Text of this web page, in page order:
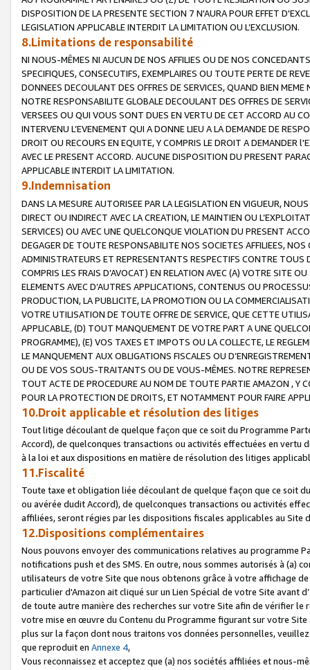
DISPOSITION DE LA PRESENTE SECTION 7 N'AURA POUR EFFET
LEGISLATION APPLICABLE INTERDIT LA LIMITATION OU L’EXCLUSION.
8.Limitations de responsabilité
NI NOUS-MÊMES NI AUCUN DE NOS AFFILIES OU DE NOS
SPECIFIQUES, CONSECUTIFS, EXEMPLAIRES OU TOUTE PERTE DE
DONNEES DECOULANT DES OFFRES DE SERVICES, QUAND BIEN
NOTRE RESPONSABILITE GLOBALE DECOULANT DES OFFRES DE
VERSEES OU QUI VOUS SONT DUES EN VERTU DE CET ACCORD AU
INTERVENU L’EVENEMENT QUI A DONNE LIEU A LA DEMANDE DE
DROIT OU RECOURS EN EQUITE, Y COMPRIS LE DROIT A DEMANDER
AVEC LE PRESENT ACCORD. AUCUNE DISPOSITION DU PRESENT
APPLICABLE INTERDIT LA LIMITATION.
9.Indemnisation
DANS LA MESURE AUTORISEE PAR LA LEGISLATION EN VIGUEUR,
DIRECT OU INDIRECT AVEC LA CREATION, LE MAINTIEN OU
SERVICES) OU AVEC UNE QUELCONQUE VIOLATION DU PRESENT
DEGAGER DE TOUTE RESPONSABILITE NOS SOCIETES AFFILIEES,
ADMINISTRATEURS ET REPRESENTANTS RESPECTIFS CONTRE
COMPRIS LES FRAIS D’AVOCAT) EN RELATION AVEC (A) VOTRE SITE
ELEMENTS AVEC D’AUTRES APPLICATIONS, CONTENUS OU
PRODUCTION, LA PUBLICITE, LA PROMOTION OU LA
VOTRE UTILISATION DE TOUTE OFFRE DE SERVICE, QUE CETTE
APPLICABLE, (D) TOUT MANQUEMENT DE VOTRE PART A UNE
PROGRAMME), (E) VOS TAXES ET IMPOTS OU LA COLLECTE, LE
LE MANQUEMENT AUX OBLIGATIONS FISCALES OU
OU DE VOS SOUS-TRAITANTS OU DE VOUS-MÊMES. NOTRE
TOUT ACTE DE PROCEDURE AU NOM DE TOUTE PARTIE AMAZON , Y
POUR LA PROTECTION DE DROITS, ET NOTAMMENT POUR FAIRE
10.Droit applicable et résolution des litiges
Tout litige découlant de quelque façon que ce soit du Programme
Accord), de quelconques transactions ou activités effectuées en vertu
à la loi et aux dispositions en matière de résolution des litiges
11.Fiscalité
Toute taxe et obligation liée découlant de quelque façon que ce soit
ou avérée dudit Accord), de quelconques transactions ou activités
affiliées, seront régies par les dispositions fiscales applicables au Site
12.Dispositions complémentaires
Nous pouvons envoyer des communications relatives au programme
notifications push et des SMS. En outre, nous sommes autorisés à
utilisateurs de votre Site que nous obtenons grâce à votre affichage
particulier d'Amazon ait cliqué sur un Lien Spécial de votre Site avant
de toute autre manière des recherches sur votre Site afin de vérifier
votre mise en œuvre du Contenu du Programme figurant sur votre
plus sur la façon dont nous traitons vos données personnelles,
que reproduit en Annexe 4,
Vous reconnaissez et acceptez que (a) nos sociétés affiliées et nous-